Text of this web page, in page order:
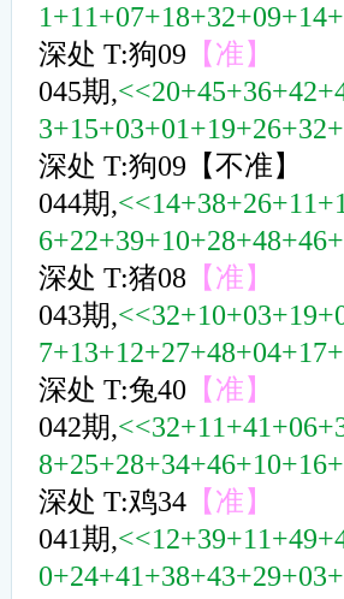
深处 T:狗09 【准】
045期,
深处 T:狗09【不准】
044期,
深处 T:猪08 【准】
043期,
深处 T:兔40 【准】
042期,
深处 T:鸡34【准】
041期,